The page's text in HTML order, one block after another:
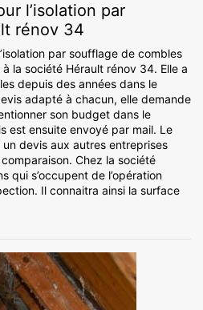
l’isolation par
rénov 34
par soufflage de combles
la société Hérault rénov 34. Elle a
depuis des années dans le
adapté à chacun, elle demande
son budget dans le
est ensuite envoyé par mail. Le
devis aux autres entreprises
Chez la société
qui s’occupent de l’opération
Il connaitra ainsi la surface